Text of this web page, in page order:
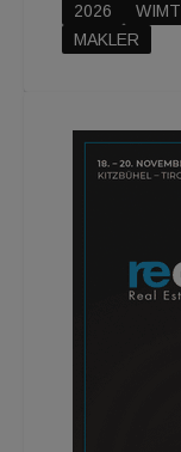
2026
WIMT
MAKLER